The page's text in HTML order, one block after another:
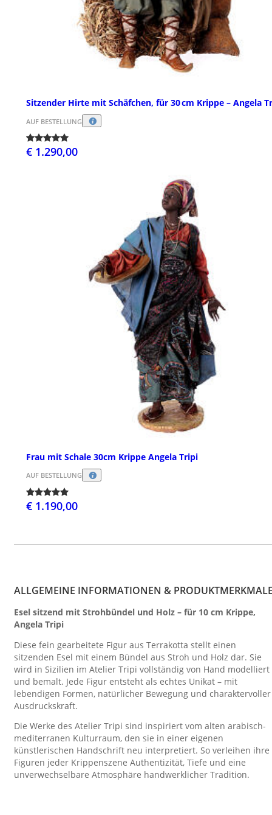
Sitzender Hirte mit Schäfchen, für 30 cm Krippe – Angela
AUF BESTELLUNG
€ 1.290,00
Frau mit Schale 30cm Krippe Angela Tripi
AUF BESTELLUNG
€ 1.190,00
ALLGEMEINE INFORMATIONEN &
Esel sitzend mit Strohbündel und Holz – für 10 cm Krippe,
Angela Tripi
Diese fein gearbeitete Figur aus Terrakotta stellt einen
sitzenden Esel mit einem Bündel aus Stroh und Holz dar. Sie
wird in Sizilien im Atelier Tripi vollständig von Hand modelliert
und bemalt. Jede Figur entsteht als echtes Unikat – mit
lebendigen Formen, natürlicher Bewegung und charaktervoller
Ausdruckskraft.
Die Werke des Atelier Tripi sind inspiriert vom alten arabisch-
mediterranen Kulturraum, den sie in einer eigenen
künstlerischen Handschrift neu interpretiert. So verleihen ihre
Figuren jeder Krippenszene Authentizität, Tiefe und eine
unverwechselbare Atmosphäre handwerklicher Tradition.